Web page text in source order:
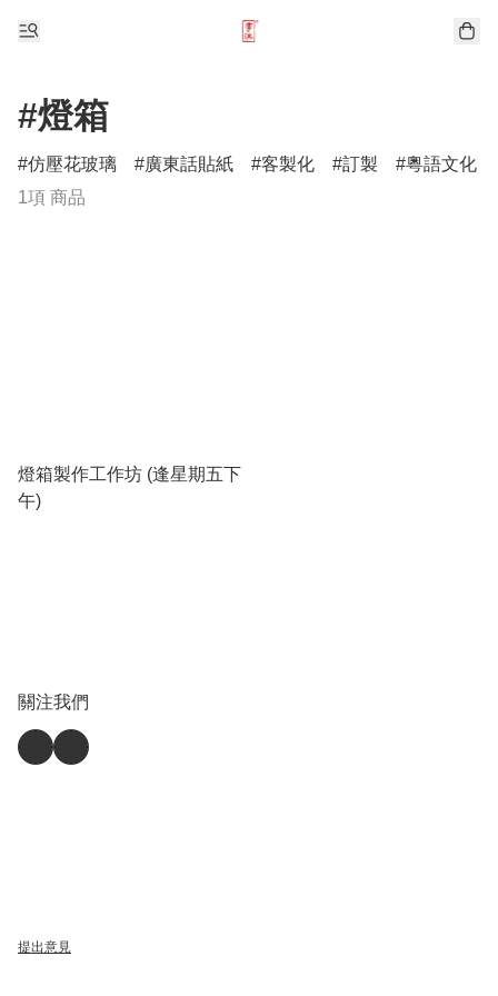
#燈箱
仿壓花玻璃 廣東話貼紙 客製化 訂製
粵語文化
1項 商品
燈箱製作工作坊 (逢星期五下
午)
關注我們
提出意見